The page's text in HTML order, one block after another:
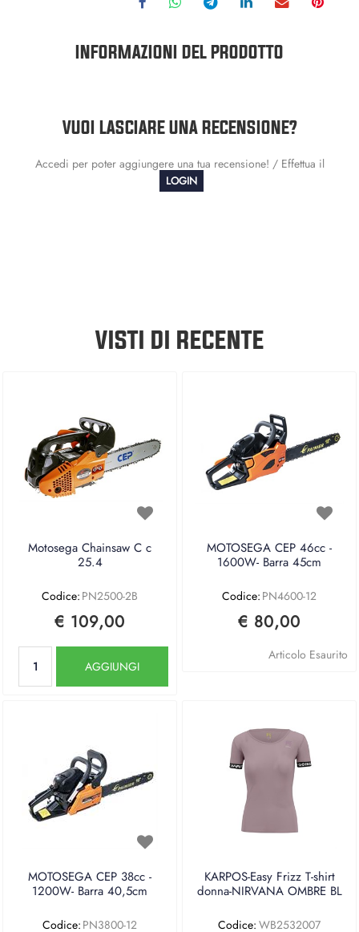
INFORMAZIONI DEL PRODOTTO
VUOI LASCIARE UNA RECENSIONE?
Accedi per poter aggiungere una tua recensione! / Effettua il
LOGIN
VISTI DI RECENTE
Motosega Chainsaw C c
25.4
Codice: PN2500-2B
€ 109,00
AGGIUNGI
MOTOSEGA CEP 46cc -
1600W- Barra 45cm
Codice: PN4600-12
€ 80,00
Articolo Esaurito
MOTOSEGA CEP 38cc -
1200W- Barra 40,5cm
Codice: PN3800-12
KARPOS-Easy Frizz T-shirt
donna-NIRVANA OMBRE BL
Codice: WB2532007